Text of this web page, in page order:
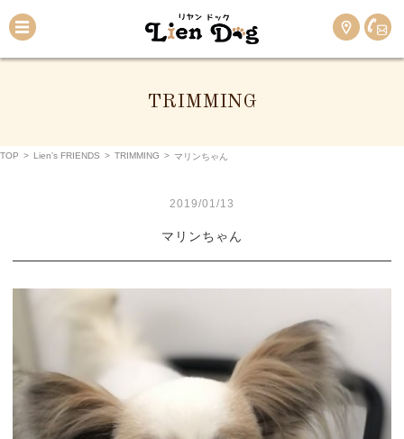
TRIMMING
TOP > Lien’s FRIENDS > TRIMMING > マリンちゃん
2019/01/13
マリンちゃん